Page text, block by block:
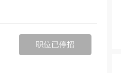
职位已停招